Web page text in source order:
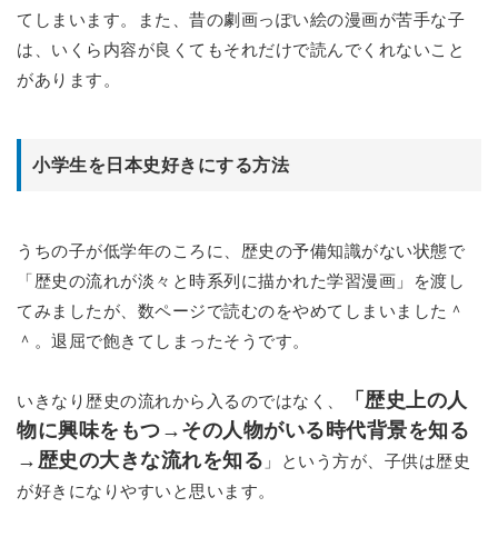
てしまいます。また、昔の劇画っぽい絵の漫画が苦手な子
は、いくら内容が良くてもそれだけで読んでくれないこと
があります。
小学生を日本史好きにする方法
うちの子が低学年のころに、歴史の予備知識がない状態で
「歴史の流れが淡々と時系列に描かれた学習漫画」を渡し
てみましたが、数ページで読むのをやめてしまいました＾
＾。退屈で飽きてしまったそうです。
いきなり歴史の流れから入るのではなく、
「歴史上の人
物に興味をもつ→その人物がいる時代背景を知る
→歴史の大きな流れを知る 」という方が、子供は歴史
が好きになりやすいと思います。